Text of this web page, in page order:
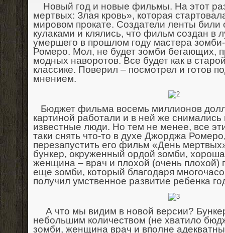
Новый год и новые фильмы. На этот
мертвых: Злая кровь», которая
мировом прокате. Создатели ленты били
кулаками и клялись, что фильм создан в
умершего в прошлом году мастера
Ромеро. Мол, не будет зомби бегающих,
модных наворотов. Все будет как в
классике. Поверил – посмотрел и готов
мнением.
Бюджет фильма восемь миллионов
картиной работали и в ней же снимались
известные люди. Но тем не менее, все
таки снять что-то в духе Джорджа
перезапустить его фильм «День
бункер, окруженный ордой зомби,
женщина – врач и плохой (очень плохой)
еще зомби, который благодаря
получил умственное развитие ребенка
А что мы видим в новой версии?
небольшим количеством (не хватило
зомби, женщина врач и вполне